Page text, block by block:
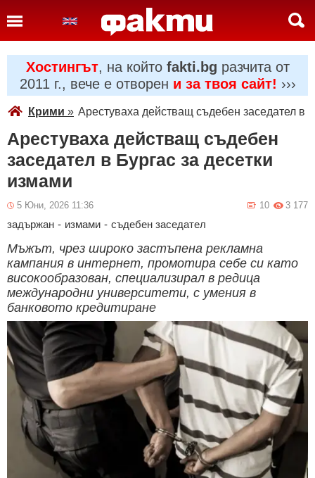
Хостингът, на който fakti.bg разчита от
2011 г., вече е отворен и за твоя сайт! ›››
Крими » Арестуваха действащ съдебен заседател в
Арестуваха действащ съдебен
заседател в Бургас за десетки
измами
5 Юни, 2026 11:36 3 177
10
задържан - измами - съдебен заседател
Мъжът, чрез широко застъпена рекламна
кампания в интернет, промотира себе си като
високообразован, специализирал в редица
международни университети, с умения в
банковото кредитиране